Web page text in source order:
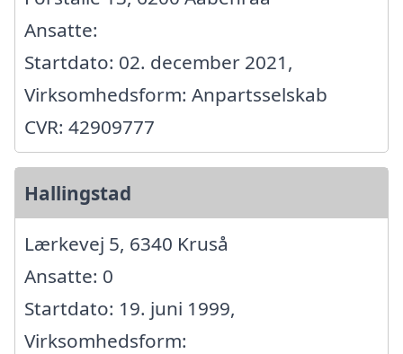
Ansatte:
Startdato: 02. december 2021,
Virksomhedsform: Anpartsselskab
CVR: 42909777
Hallingstad
Lærkevej 5, 6340 Kruså
Ansatte: 0
Startdato: 19. juni 1999,
Virksomhedsform: